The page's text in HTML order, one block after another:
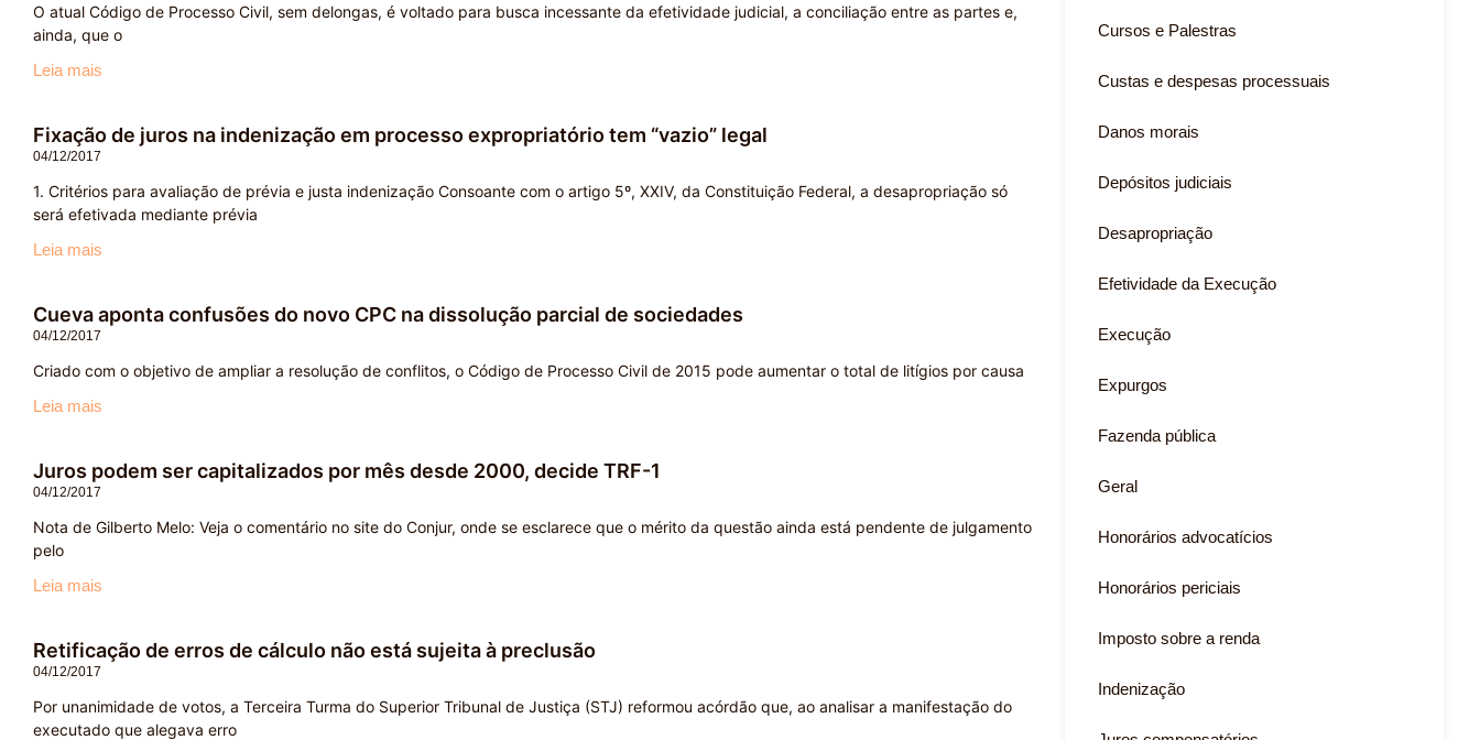
O atual Código de Processo Civil, sem delongas, é voltado para busca incessante da efetividade judicial, a conciliação entre as partes e,
ainda, que o
Leia mais
Fixação de juros na indenização em processo expropriatório tem “vazio” legal
04/12/2017
1. Critérios para avaliação de prévia e justa indenização Consoante com o artigo 5º, XXIV, da Constituição Federal, a desapropriação só
será efetivada mediante prévia
Leia mais
Cueva aponta confusões do novo CPC na dissolução parcial de sociedades
04/12/2017
Criado com o objetivo de ampliar a resolução de conflitos, o Código de Processo Civil de 2015 pode aumentar o total de litígios por causa
Leia mais
Juros podem ser capitalizados por mês desde 2000, decide TRF-1
04/12/2017
Nota de Gilberto Melo: Veja o comentário no site do Conjur, onde se esclarece que o mérito da questão ainda está pendente de julgamento
pelo
Leia mais
Retificação de erros de cálculo não está sujeita à preclusão
04/12/2017
Por unanimidade de votos, a Terceira Turma do Superior Tribunal de Justiça (STJ) reformou acórdão que, ao analisar a manifestação do
executado que alegava erro
Cursos e Palestras
Custas e despesas processuais
Danos morais
Depósitos judiciais
Desapropriação
Efetividade da Execução
Execução
Expurgos
Fazenda pública
Geral
Honorários advocatícios
Honorários periciais
Imposto sobre a renda
Indenização